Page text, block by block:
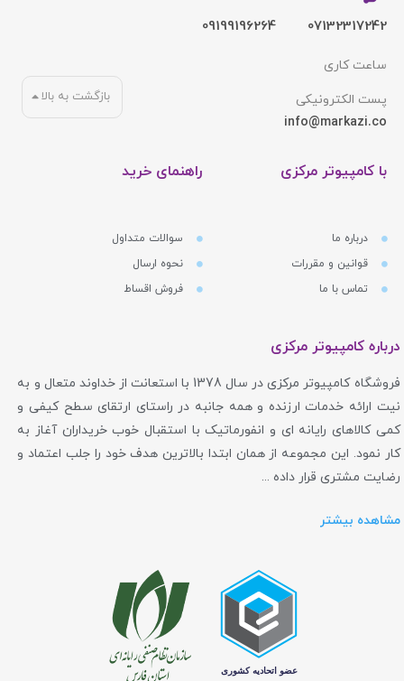
07132317242
09199196264
ساعت کاری
پست الکترونیکی
info@markazi.co
با کامپیوتر مرکزی
درباره ما
قوانین و مقررات
تماس با ما
راهنمای خرید
سوالات متداول
نحوه ارسال
فروش اقساط
بازگشت به بالا
درباره کامپیوتر مرکزی
فروشگاه کامپیوتر مرکزی در سال 1378 با استعانت از خداوند متعال و به
نیت ارائه خدمات ارزنده و همه جانبه در راستای ارتقای سطح کیفی و
کمی کالاهای رایانه ای و انفورماتیک با استقبال خوب خریداران آغاز به
کار نمود. این مجموعه از همان ابتدا بالاترین هدف خود را جلب اعتماد و
رضایت مشتری قرار داده ...
مشاهده بیشتر